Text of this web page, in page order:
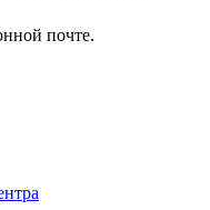
почте.